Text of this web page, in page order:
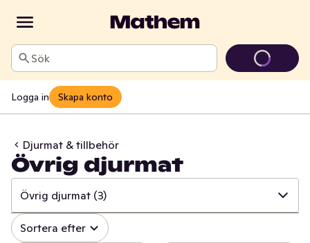
Sök
Logga in Skapa konto
Djurmat & tillbehör
Övrig djurmat
Övrig djurmat (3)
✓ Alla (198)
Sortera efter